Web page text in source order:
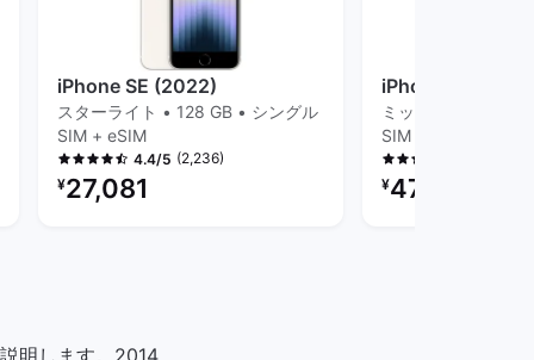
iPhone SE (2022)
スターライト • 128 GB • シングル
SIM + eSIM
4.4/5 (2,236)
リファービッシュ品の価格：
¥27,081
iPhone 14
ミッドナイト •
SIM + eSIM
リファービッシュ
¥47,785
明します。2014